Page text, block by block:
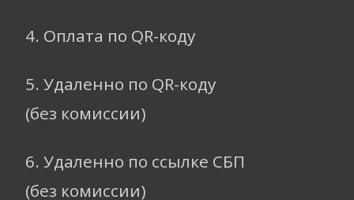
4. Оплата по QR-коду
5. Удаленно по QR-коду
(без комиссии)
6. Удаленно по ссылке СБП
(без комиссии)